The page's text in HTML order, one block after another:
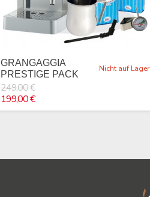
Nicht auf Lager
GRANGAGGIA
PRESTIGE PACK
249,00 €
199,00 €